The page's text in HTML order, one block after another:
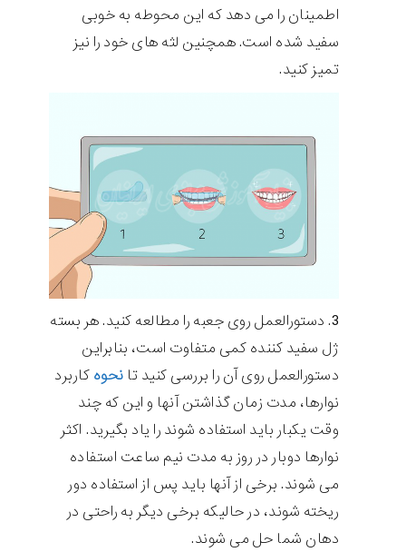
اطمینان را می دهد که این محوطه به خوبی
سفید شده است. همچنین لثه های خود را نیز
تمیز کنید.
دستورالعمل روی جعبه را مطالعه کنید. هر بسته
ژل سفید کننده کمی متفاوت است، بنابراین
دستورالعمل روی آن را بررسی کنید تا نحوه کاربرد
نوارها، مدت زمان گذاشتن آنها و این که چند
وقت یکبار باید استفاده شوند را یاد بگیرید. اکثر
نوارها دوبار در روز به مدت نیم ساعت استفاده
می شوند. برخی از آنها باید پس از استفاده دور
ریخته شوند، در حالیکه برخی دیگر به راحتی در
دهان شما حل می شوند.